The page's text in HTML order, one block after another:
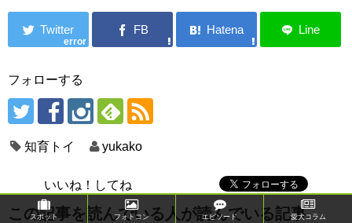
いいね！してね
error
フォローする
知育トイ yukako
この記事を読んでいる人が読んでいる記事
スポット フォトコン エピソード 愛犬コラム